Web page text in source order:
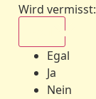
Wird vermisst:
Egal
Ja
Nein